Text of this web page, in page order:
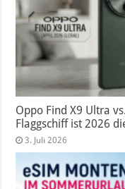
Oppo Find X9 Ultra
Flaggschiff ist 2026
3. Juli 2026